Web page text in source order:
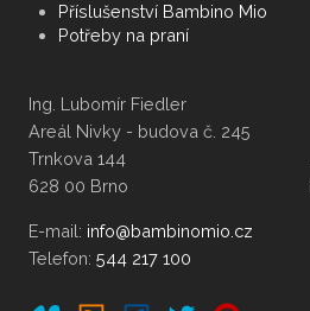
Příslušenství Bambino Mio
Potřeby na praní
Ing. Lubomír Fiedler
Areál Nivky - budova č.
Trnkova 144
628 00 Brno
E-mail:
Telefon: 544 217 100